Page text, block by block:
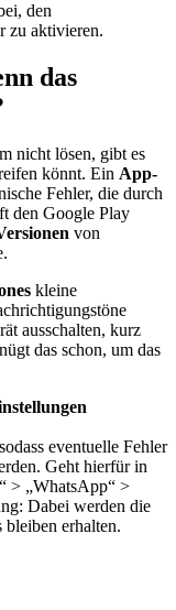
den
zu aktivieren.
das
nicht lösen, gibt es
könnt. Ein App-
Fehler, die durch
den Google Play
von
kleine
ausschalten, kurz
das schon, um das
eventuelle Fehler
Geht hierfür in
> „WhatsApp“ >
Dabei werden die
bleiben erhalten.